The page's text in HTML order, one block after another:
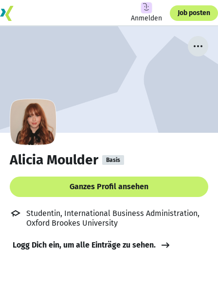
Anmelden
Job posten
Alicia Moulder Basis
Ganzes Profil ansehen
Studentin, International Business Administration,
Oxford Brookes University
Logg Dich ein, um alle Einträge zu sehen.